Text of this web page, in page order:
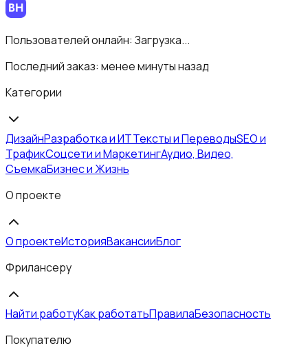
Пользователей онлайн: Загрузка...
Последний заказ: менее минуты назад
Категории
ДизайнРазработка и ИТТексты и ПереводыSEO и
ТрафикСоцсети и МаркетингАудио, Видео,
СъемкаБизнес и Жизнь
О проекте
О проектеИсторияВакансииБлог
Фрилансеру
Найти работуКак работатьПравилаБезопасность
Покупателю